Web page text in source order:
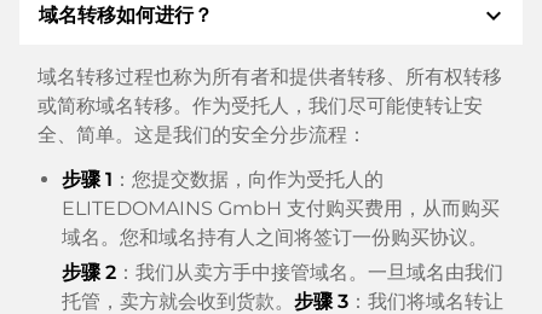
域名转移如何进行？ expand_more
域名转移过程也称为所有者和提供者转移、所有权转移
或简称域名转移。作为受托人，我们尽可能使转让安
全、简单。这是我们的安全分步流程：
步骤 1 ：您提交数据，向作为受托人的
ELITEDOMAINS GmbH 支付购买费用，从而购买
域名。您和域名持有人之间将签订一份购买协议。
步骤 2 ：我们从卖方手中接管域名。一旦域名由我们
托管，卖方就会收到货款。 步骤 3 ：我们将域名转让